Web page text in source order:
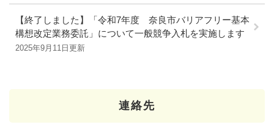
【終了しました】「令和7年度 奈良市バリアフリー基本
構想改定業務委託」について一般競争入札を実施します
2025年9月11日更新
連絡先